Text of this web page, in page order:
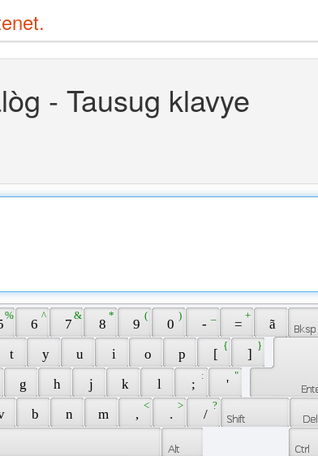
- Tausug klavye
%
6
^
7
&
8
*
9
(
0
)
- =
+
ã
t y u i o p [
{
]
}
g h j k l ;
:
'
"
b n m ,
<
.
>
/
?